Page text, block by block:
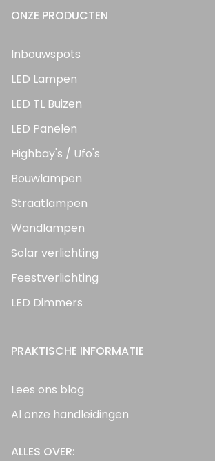
ONZE PRODUCTEN
Inbouwspots
LED Lampen
LED TL Buizen
LED Panelen
Highbay's / Ufo's
Bouwlampen
Straatlampen
Wandlampen
Solar verlichting
Feestverlichting
LED Dimmers
PRAKTISCHE INFORMATIE
Lees ons blog
Al onze handleidingen
ALLES OVER: